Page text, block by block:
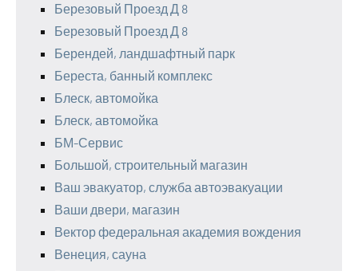
Березовый Проезд Д 8
Березовый Проезд Д 8
Берендей, ландшафтный парк
Береста, банный комплекс
Блеск, автомойка
Блеск, автомойка
БМ-Сервис
Большой, строительный магазин
Ваш эвакуатор, служба автоэвакуации
Ваши двери, магазин
Вектор федеральная академия вождения
Венеция, сауна